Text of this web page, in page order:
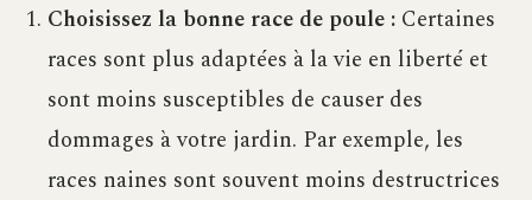
Choisissez la bonne race de poule : Certaines
races sont plus adaptées à la vie en liberté et
sont moins susceptibles de causer des
dommages à votre jardin. Par exemple, les
races naines sont souvent moins destructrices